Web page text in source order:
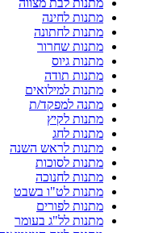
מתנות לבת מצווה
מתנות לחינה
מתנות לחתונה
מתנות שחרור
מתנות גיוס
מתנות תודה
מתנות למילואים
מתנה למפקד/ת
מתנות לקיץ
מתנות לחג
מתנות לראש השנה
מתנות לסוכות
מתנות לחנוכה
מתנות לט"ו בשבט
מתנות לפורים
מתנות לל"ג בעומר